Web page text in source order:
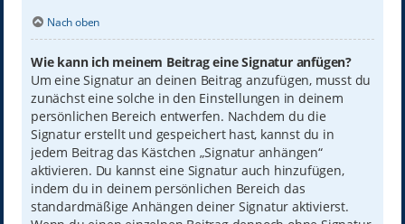
Nach oben
Wie kann ich meinem Beitrag eine Signatur anfügen?
Um eine Signatur an deinen Beitrag anzufügen, musst du
zunächst eine solche in den Einstellungen in deinem
persönlichen Bereich entwerfen. Nachdem du die
Signatur erstellt und gespeichert hast, kannst du in
jedem Beitrag das Kästchen „Signatur anhängen“
aktivieren. Du kannst eine Signatur auch hinzufügen,
indem du in deinem persönlichen Bereich das
standardmäßige Anhängen deiner Signatur aktivierst.